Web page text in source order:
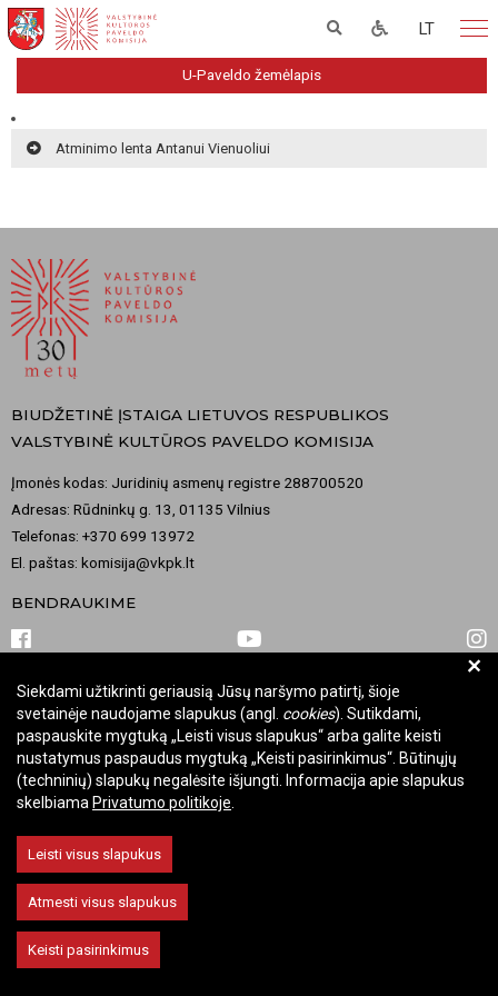
LT
U-Paveldo žemėlapis
Atminimo lenta Antanui Vienuoliui
BIUDŽETINĖ ĮSTAIGA LIETUVOS RESPUBLIKOS
VALSTYBINĖ KULTŪROS PAVELDO KOMISIJA
Įmonės kodas: Juridinių asmenų registre 288700520
Adresas: Rūdninkų g. 13, 01135 Vilnius
Telefonas: +370 699 13972
El. paštas: komisija@vkpk.lt
BENDRAUKIME
© 2026 Valstybinė kultūros paveldo komisija. Visos teisės saugomos.
Keisti slapukų nustatymus
+
Siekdami užtikrinti geriausią Jūsų naršymo patirtį, šioje
svetainėje naudojame slapukus (angl. cookies). Sutikdami,
paspauskite mygtuką „Leisti visus slapukus“ arba galite keisti
nustatymus paspaudus mygtuką „Keisti pasirinkimus“. Būtinųjų
(techninių) slapukų negalėsite išjungti. Informacija apie slapukus
skelbiama Privatumo politikoje
Leisti visus slapukus
Atmesti visus slapukus
Keisti pasirinkimus